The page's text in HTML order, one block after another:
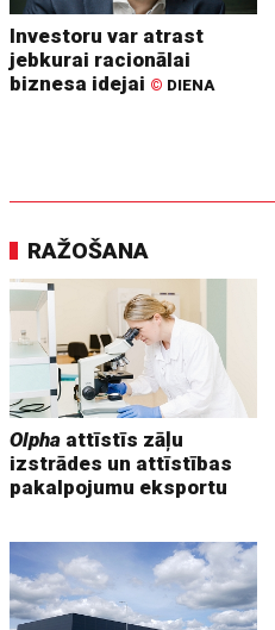
Investoru var atrast
jebkurai racionālai
biznesa idejai © DIENA
RAŽOŠANA
Olpha attīstīs zāļu
izstrādes un attīstības
pakalpojumu eksportu